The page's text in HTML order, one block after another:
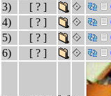
3)
[ ? ]
4)
[ ? ]
5)
[ ? ]
6)
[ ? ]